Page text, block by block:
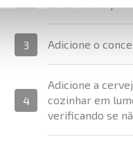
3 Adicione o
4
Adicione a
cozinhar em
verificando se